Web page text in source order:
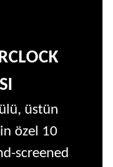
üstün
özel 10
screened